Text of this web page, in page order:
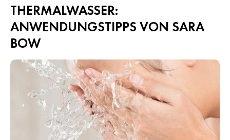
THERMALWASSER:
ANWENDUNGSTIPPS VON SARA
BOW